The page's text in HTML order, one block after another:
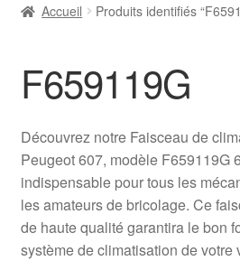
Livraison
Livraison internationale
Mon compte
Paiements
Accueil Produits identifiés
F659119G
Découvrez notre Faisceau de
Peugeot 607, modèle F659119G
indispensable pour tous les
les amateurs de bricolage. Ce
de haute qualité garantira le bon
système de climatisation de votre